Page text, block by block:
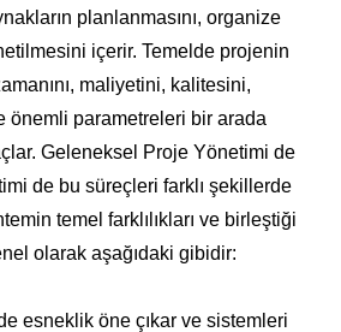
planlanmasını, organize
içerir. Temelde projenin
maliyetini, kalitesini,
önemli parametreleri bir arada
Geleneksel Proje Yönetimi de
de bu süreçleri farklı şekillerde
temel farklılıkları ve birleştiği
olarak aşağıdaki gibidir:
esneklik öne çıkar ve sistemleri